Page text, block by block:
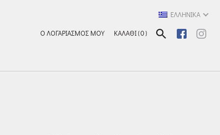
Ο ΛΟΓΑΡΙΑΣΜΟΣ ΜΟΥ ΚΑΛΑΘΙ 0
ΕΛΛΗΝΙΚΑ